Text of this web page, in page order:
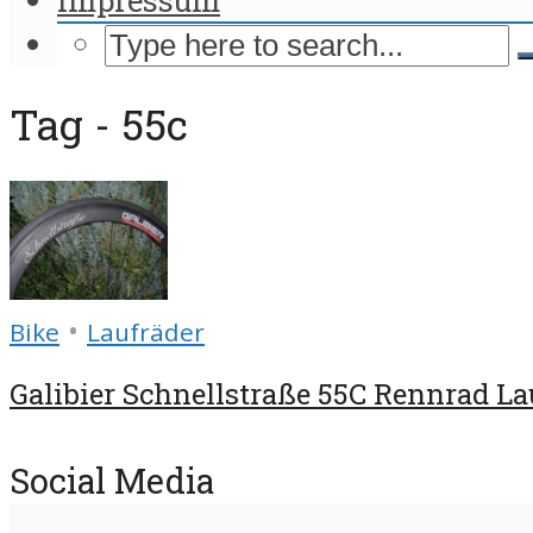
Tag - 55c
Bike • Laufräder
Galibier Schnellstraße 55C Rennrad
Social Media